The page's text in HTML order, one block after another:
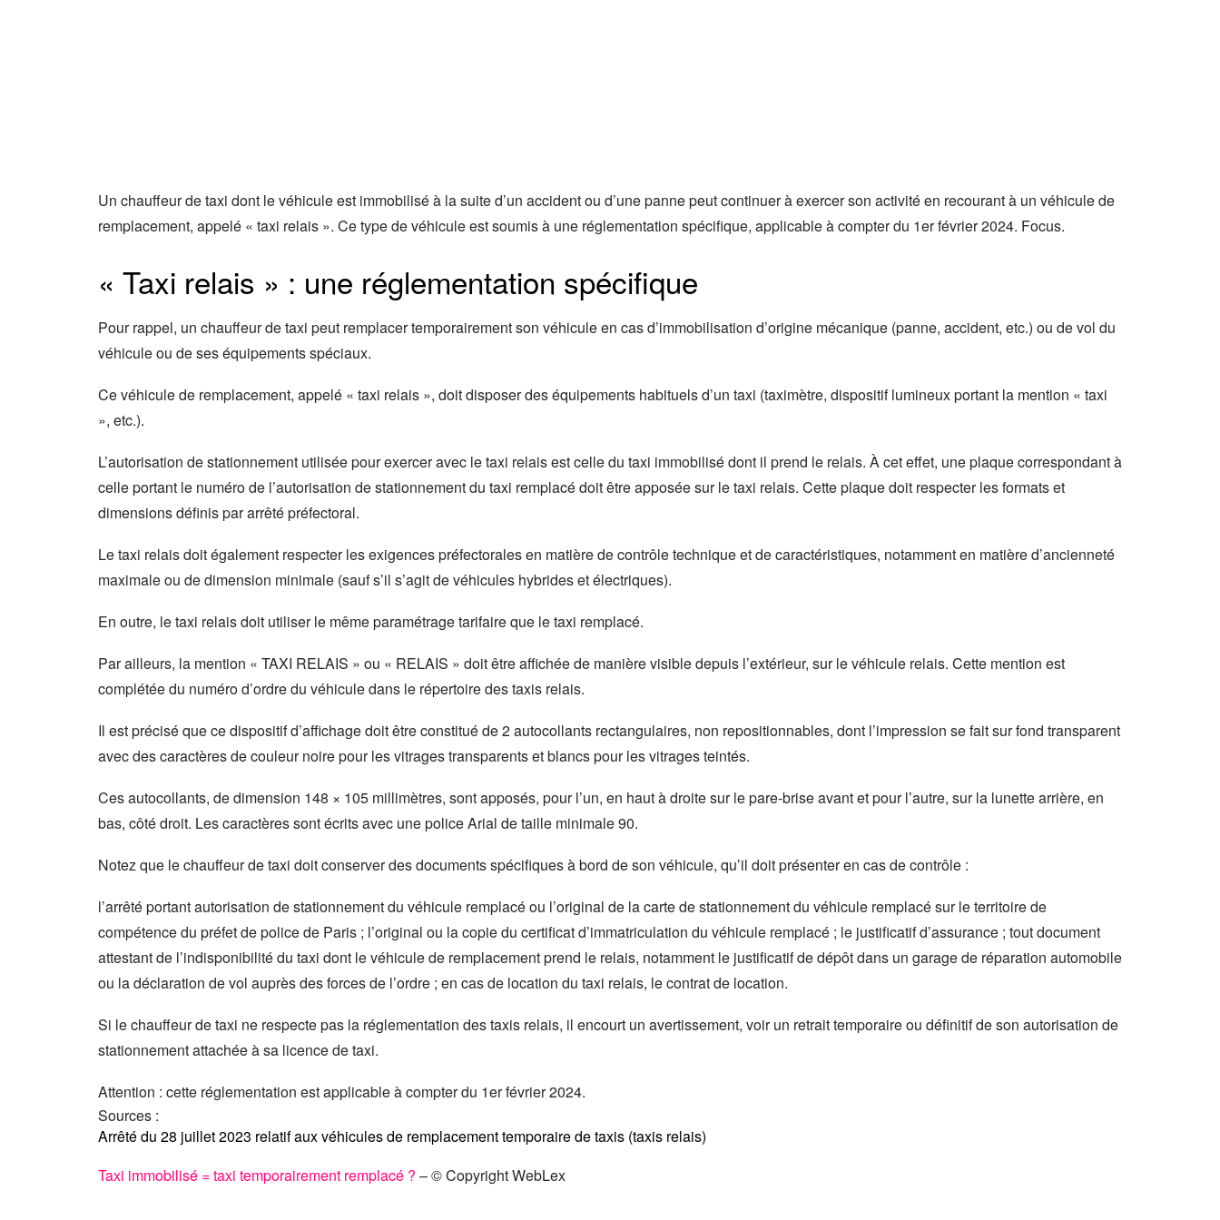
Un chauffeur de taxi dont le véhicule est immobilisé à la suite d’un accident ou d’une panne peut continuer à exercer son activité en recourant à un véhicule de
remplacement, appelé « taxi relais ». Ce type de véhicule est soumis à une réglementation spécifique, applicable à compter du 1er février 2024. Focus.
« Taxi relais » : une réglementation spécifique
Pour rappel, un chauffeur de taxi peut remplacer temporairement son véhicule en cas d’immobilisation d’origine mécanique (panne, accident, etc.) ou de vol du
véhicule ou de ses équipements spéciaux.
Ce véhicule de remplacement, appelé « taxi relais », doit disposer des équipements habituels d’un taxi (taximètre, dispositif lumineux portant la mention « taxi
», etc.).
L’autorisation de stationnement utilisée pour exercer avec le taxi relais est celle du taxi immobilisé dont il prend le relais. À cet effet, une plaque correspondant à
celle portant le numéro de l’autorisation de stationnement du taxi remplacé doit être apposée sur le taxi relais. Cette plaque doit respecter les formats et
dimensions définis par arrêté préfectoral.
Le taxi relais doit également respecter les exigences préfectorales en matière de contrôle technique et de caractéristiques, notamment en matière d’ancienneté
maximale ou de dimension minimale (sauf s’il s’agit de véhicules hybrides et électriques).
En outre, le taxi relais doit utiliser le même paramétrage tarifaire que le taxi remplacé.
Par ailleurs, la mention « TAXI RELAIS » ou « RELAIS » doit être affichée de manière visible depuis l’extérieur, sur le véhicule relais. Cette mention est
complétée du numéro d’ordre du véhicule dans le répertoire des taxis relais.
Il est précisé que ce dispositif d’affichage doit être constitué de 2 autocollants rectangulaires, non repositionnables, dont l’impression se fait sur fond transparent
avec des caractères de couleur noire pour les vitrages transparents et blancs pour les vitrages teintés.
Ces autocollants, de dimension 148 × 105 millimètres, sont apposés, pour l’un, en haut à droite sur le pare-brise avant et pour l’autre, sur la lunette arrière, en
bas, côté droit. Les caractères sont écrits avec une police Arial de taille minimale 90.
Notez que le chauffeur de taxi doit conserver des documents spécifiques à bord de son véhicule, qu’il doit présenter en cas de contrôle :
l’arrêté portant autorisation de stationnement du véhicule remplacé ou l’original de la carte de stationnement du véhicule remplacé sur le territoire de
compétence du préfet de police de Paris ; l’original ou la copie du certificat d’immatriculation du véhicule remplacé ; le justificatif d’assurance ; tout document
attestant de l’indisponibilité du taxi dont le véhicule de remplacement prend le relais, notamment le justificatif de dépôt dans un garage de réparation automobile
ou la déclaration de vol auprès des forces de l’ordre ; en cas de location du taxi relais, le contrat de location.
Si le chauffeur de taxi ne respecte pas la réglementation des taxis relais, il encourt un avertissement, voir un retrait temporaire ou définitif de son autorisation de
stationnement attachée à sa licence de taxi.
Attention : cette réglementation est applicable à compter du 1er février 2024.
Sources :
Arrêté du 28 juillet 2023 relatif aux véhicules de remplacement temporaire de taxis (taxis relais)
Taxi immobilisé = taxi temporairement remplacé ? – © Copyright WebLex